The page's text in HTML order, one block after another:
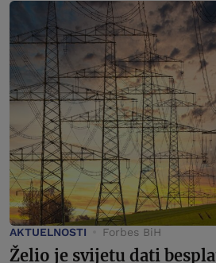
AKTUELNOSTI Forbes BiH
Želio je svijetu dati